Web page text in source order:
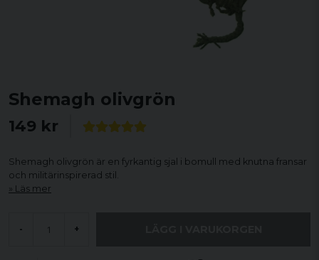
Shemagh olivgrön
149 kr
Shemagh olivgrön är en fyrkantig sjal i bomull med knutna fransar
och militärinspirerad stil.
Läs mer
- +